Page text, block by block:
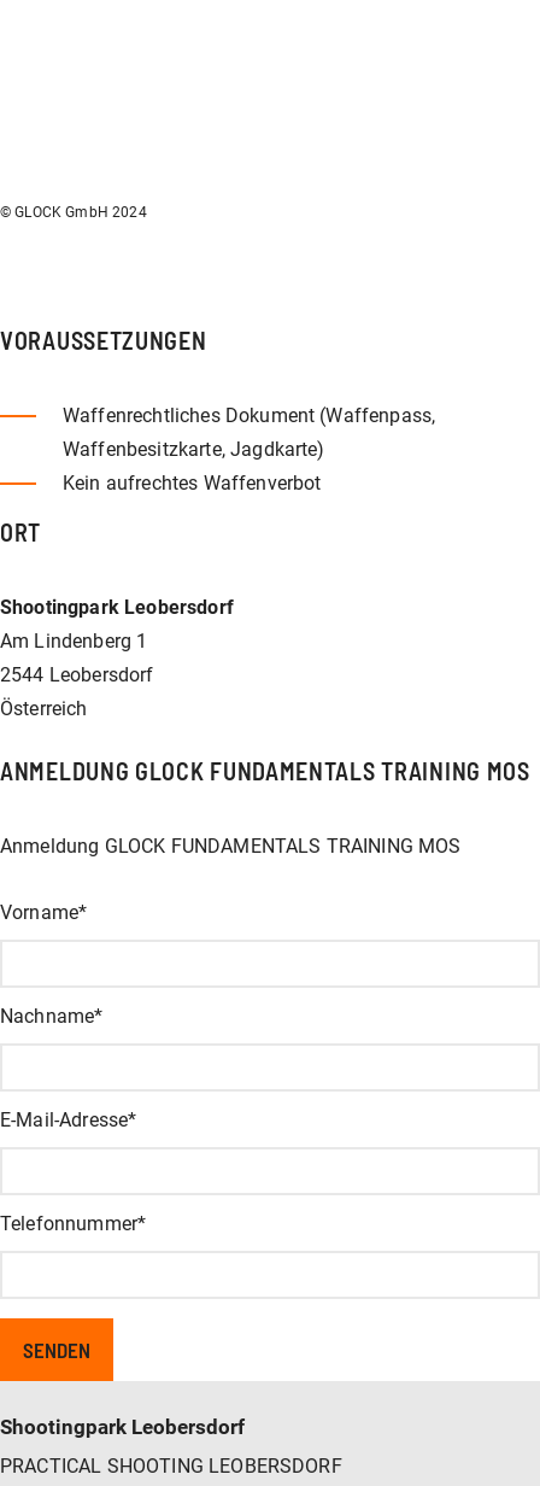
© GLOCK GmbH 2024
VORAUSSETZUNGEN
Waffenrechtliches Dokument (Waffenpass,
Waffenbesitzkarte, Jagdkarte)
Kein aufrechtes Waffenverbot
ORT
Shootingpark Leobersdorf
Am Lindenberg 1
2544 Leobersdorf
Österreich
ANMELDUNG GLOCK FUNDAMENTALS TRAINING MOS
Anmeldung GLOCK FUNDAMENTALS TRAINING MOS
URL
Vorname*
Nachname*
E-Mail-Adresse*
Telefonnummer*
Shootingpark Leobersdorf
PRACTICAL SHOOTING LEOBERSDORF